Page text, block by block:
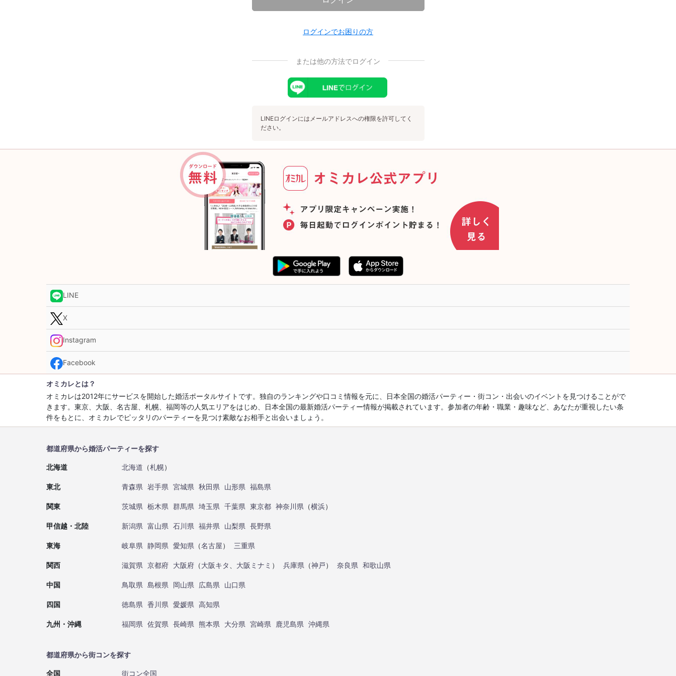
ログインでお困りの方
または他の方法でログイン
LINEログインにはメールアドレスへの権限を許可してく
ださい。
LINE
X
Instagram
Facebook
オミカレとは？
オミカレは2012年にサービスを開始した婚活ポータルサイトです。独自のランキングや口コミ情報を元に、日本全国の婚活パーティー・街コン・出会いのイベントを見つけることがで
きます。東京、大阪、名古屋、札幌、福岡等の人気エリアをはじめ、日本全国の最新婚活パーティー情報が掲載されています。参加者の年齢・職業・趣味など、あなたが重視したい条
件をもとに、オミカレでピッタリのパーティーを見つけ素敵なお相手と出会いましょう。
都道府県から婚活パーティーを探す
北海道 北海道 （札幌）
東北 青森県 岩手県 宮城県 秋田県 山形県 福島県
関東 茨城県 栃木県 群馬県 埼玉県 千葉県 東京都 神奈川県 （横浜）
甲信越・北陸 新潟県 富山県 石川県 福井県 山梨県 長野県
東海 岐阜県 静岡県 愛知県 （名古屋） 三重県
関西 滋賀県 京都府 大阪府 （大阪キタ 大阪ミナミ ） 兵庫県 （神戸） 奈良県 和歌山県
中国 鳥取県 島根県 岡山県 広島県 山口県
四国 徳島県 香川県 愛媛県 高知県
九州・沖縄 福岡県 佐賀県 長崎県 熊本県 大分県 宮崎県 鹿児島県 沖縄県
都道府県から街コンを探す
全国 街コン全国